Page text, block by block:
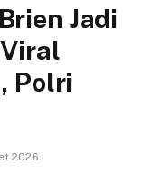
Jadi
Polri
2026